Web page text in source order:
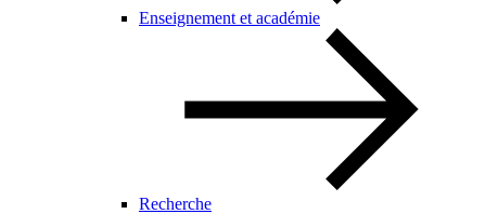
Enseignement et académie
Recherche